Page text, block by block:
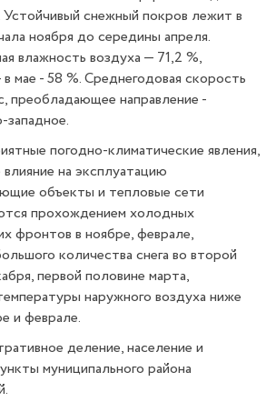
Устойчивый снежный покров лежит в
ноября до середины апреля.
влажность воздуха — 71,2 %,
в мае - 58 %. Среднегодовая скорость
преобладающее направление -
западное.
погодно-климатические явления,
на эксплуатацию
объекты и тепловые сети
прохождением холодных
фронтов в ноябре, феврале,
количества снега во второй
первой половине марта,
наружного воздуха ниже
и феврале.
деление, население и
муниципального района